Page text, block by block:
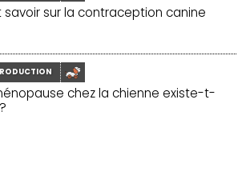
savoir sur la contraception canine
chez la chienne existe-t-